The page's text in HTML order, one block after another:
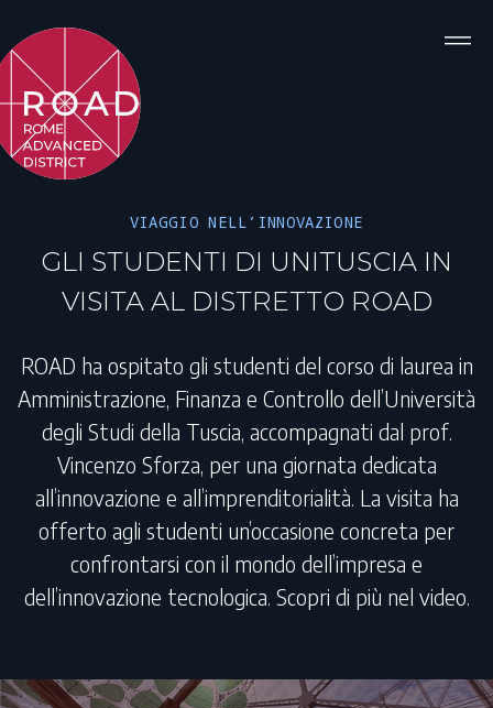
VIAGGIO NELL’INNOVAZIONE
GLI STUDENTI DI UNITUSCIA IN
VISITA AL DISTRETTO ROAD
ROAD ha ospitato gli studenti del corso di laurea in
Amministrazione, Finanza e Controllo dell’Università
degli Studi della Tuscia, accompagnati dal prof.
Vincenzo Sforza, per una giornata dedicata
all’innovazione e all’imprenditorialità. La visita ha
offerto agli studenti un’occasione concreta per
confrontarsi con il mondo dell’impresa e
dell’innovazione tecnologica. Scopri di più nel video.